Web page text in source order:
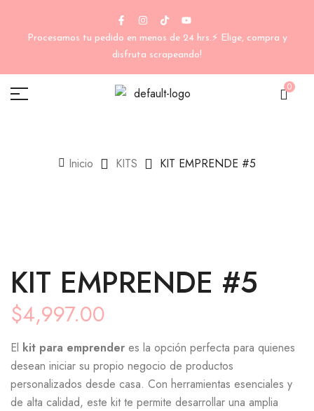
Procesamos tu pedido en menos de 24 hrs.⚡ Elige, compra y
disfruta scrapeando!
0
Inicio KITS KIT EMPRENDE #5
KIT EMPRENDE #5
$4,997.00
El kit para emprender es la opción perfecta para quienes
desean iniciar su propio negocio de productos
personalizados desde casa. Con herramientas esenciales y
de alta calidad, este kit te permite desarrollar una amplia